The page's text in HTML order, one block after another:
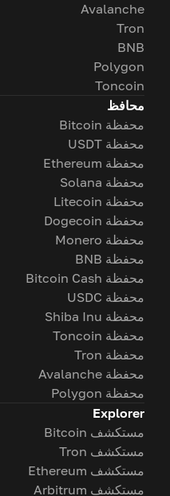
Avalanche
Tron
BNB
Polygon
Toncoin
محافظ
محفظة Bitcoin
محفظة USDT
محفظة Ethereum
محفظة Solana
محفظة Litecoin
محفظة Dogecoin
محفظة Monero
محفظة BNB
محفظة Bitcoin Cash
محفظة USDC
محفظة Shiba Inu
محفظة Toncoin
محفظة Tron
محفظة Avalanche
محفظة Polygon
Explorer
مستكشف Bitcoin
مستكشف Tron
مستكشف Ethereum
مستكشف Arbitrum